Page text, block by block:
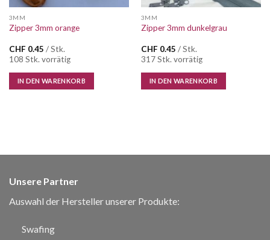
3MM
Zipper 3mm orange
CHF 0.45 / Stk.
108 Stk. vorrätig
IN DEN WARENKORB
3MM
Zipper 3mm dunkelgrau
CHF 0.45 / Stk.
317 Stk. vorrätig
IN DEN WARENKORB
Unsere Partner
Auswahl der Hersteller unserer Produkte:
Swafing